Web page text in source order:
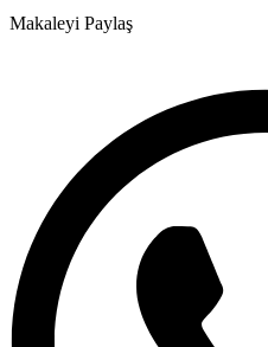
Makaleyi Paylaş